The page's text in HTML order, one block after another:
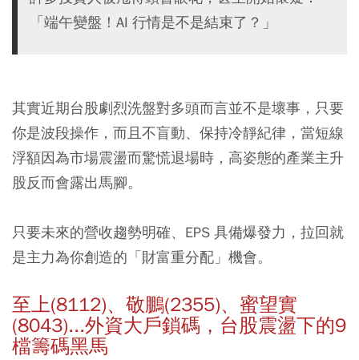
「端午變盤！AI 行情是不是結束了？」
其實近期台股劇烈洗盤對多頭而言並不是壞事，只要
你是波段操作，而且不盲動、保持冷靜紀律，當短線
浮額因為市場震盪而驚慌退場時，高姿態的產業主升
股反而會露出馬腳。
只要未來的營收趨勢明確、EPS 具備爆發力，拉回就
是主力為你創造的「財富重分配」機會。
至上(8112)、敬鵬(2355)、蜜望實
(8043)...外資大戶鎖碼，台股震盪下的9
檔籌碼黑馬